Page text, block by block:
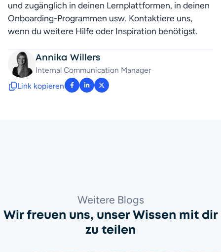
und zugänglich in deinen Lernplattformen, in deinen
Onboarding-Programmen usw. Kontaktiere uns,
wenn du weitere Hilfe oder Inspiration benötigst.
Annika Willers
Internal Communication Manager
Link kopieren
: facebook-f
: linkedin-in
: x-twitter
Wir freuen uns, unser Wissen mit dir
zu teilen
Weitere Blogs